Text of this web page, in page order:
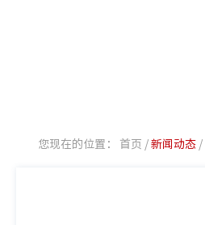
您现在的位置： 首页 /新闻动态 /